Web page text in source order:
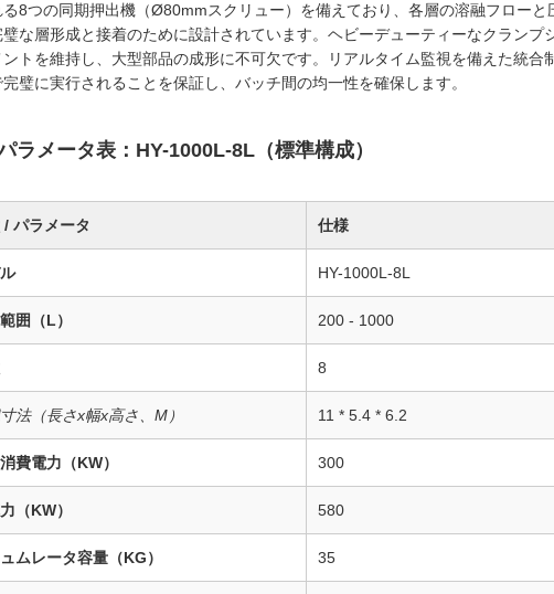
8つの同期押出機（Ø80mmスクリュー）を備えており、各層の溶融フロー
璧な層形成と接着のために設計されています。ヘビーデューティーなクラン
ントを維持し、大型部品の成形に不可欠です。リアルタイム監視を備えた統合
璧に実行されることを保証し、バッチ間の均一性を確保します。
ラメータ表：HY-1000L-8L（標準構成）
/ パラメータ 仕様
HY-1000L-8L
囲（L） 200 - 1000
8
法（長さx幅x高さ、M） 11 * 5.4 * 6.2
費電力（KW） 300
（KW） 580
ムレータ容量（KG） 35